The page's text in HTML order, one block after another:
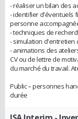
- réaliser un bilan des
- identifier d'éventuels
personne
- techniques de
- simulation d'entretien
- animations des
CV ou de lettre de
du marché du travail.
Public – personnes
durée